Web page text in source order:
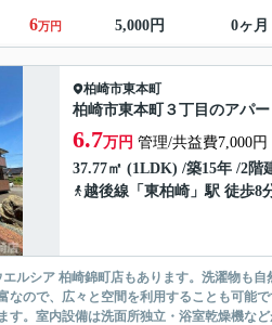
6万円 5,000円 0ヶ月
柏崎市東本町
柏崎市東本町３丁目のアパー
6.7万円 管理/共益費7,000円
37.77㎡ (1LDK) /築15年 /2階
越後線 「 東柏崎 」駅 徒歩8
ルシア 柏崎錦町店もあります。洗濯物も
なので、広々と空間を利用することも可能
す。室内設備は洗面所独立・浴室乾燥機な